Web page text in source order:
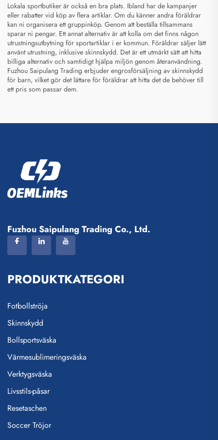
Lokala sportbutiker är också en bra plats. Ibland har de kampanjer
eller rabatter vid köp av flera artiklar. Om du känner andra föräldrar
kan ni organisera ett gruppinköp. Genom att beställa tillsammans
sparar ni pengar. Ett annat alternativ är att kolla om det finns någon
utrustningsutbytning för sportartiklar i er kommun. Föräldrar säljer lätt
använt utrustning, inklusive skinnskydd. Det är ett utmärkt sätt att hitta
billiga alternativ och samtidigt hjälpa miljön genom återanvändning.
Fuzhou Saipulang Trading erbjuder engrosförsäljning av skinnskydd
för barn, vilket gör det lättare för föräldrar att hitta det de behöver till
ett pris som passar dem.
Fuzhou Saipulang Trading Co., Ltd.
PRODUKTKATEGORI
Fotbollströja
Skinnskydd
Bollsportsväska
Värmesublimeringsväska
Verktygsväska
Livsstils-påsar
Resetaschen
Soccer Tröjor